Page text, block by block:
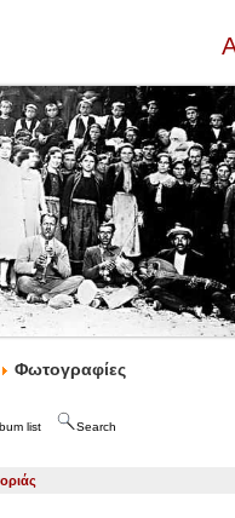
Φωτογραφίες
list Search